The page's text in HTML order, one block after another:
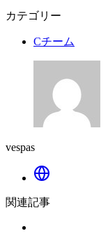
カテゴリー
Cチーム
vespas
関連記事